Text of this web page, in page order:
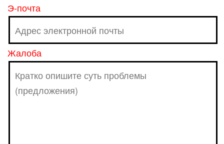
Э-почта
Жалоба